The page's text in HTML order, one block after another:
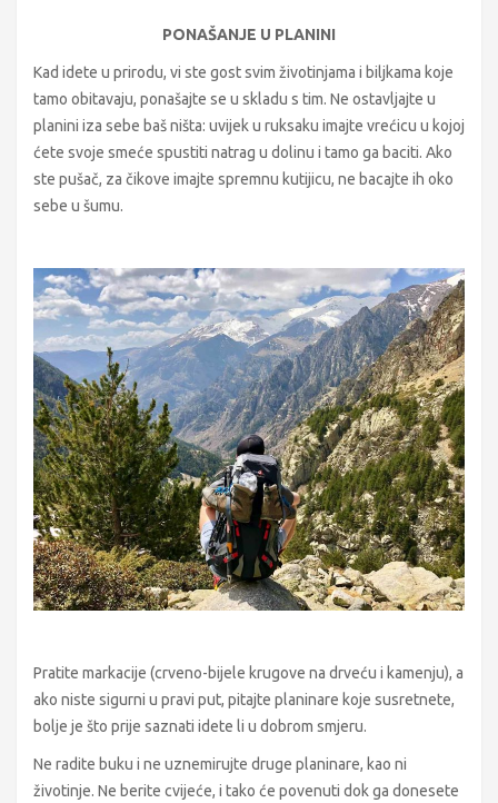
PONAŠANJE U PLANINI
Kad idete u prirodu, vi ste gost svim životinjama i biljkama koje
tamo obitavaju, ponašajte se u skladu s tim. Ne ostavljajte u
planini iza sebe baš ništa: uvijek u ruksaku imajte vrećicu u kojoj
ćete svoje smeće spustiti natrag u dolinu i tamo ga baciti. Ako
ste pušač, za čikove imajte spremnu kutijicu, ne bacajte ih oko
sebe u šumu.
Pratite markacije (crveno-bijele krugove na drveću i kamenju), a
ako niste sigurni u pravi put, pitajte planinare koje susretnete,
bolje je što prije saznati idete li u dobrom smjeru.
Ne radite buku i ne uznemirujte druge planinare, kao ni
životinje. Ne berite cvijeće, i tako će povenuti dok ga donesete